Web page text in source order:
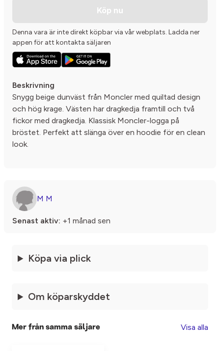
Köp nu
Denna vara är inte direkt köpbar via vår webplats. Ladda ner
appen för att kontakta säljaren
Beskrivning
Snygg beige dunväst från Moncler med quiltad design
och hög krage. Västen har dragkedja framtill och två
fickor med dragkedja. Klassisk Moncler-logga på
bröstet. Perfekt att slänga över en hoodie för en clean
look.
M M
Senast aktiv: +1 månad sen
Köpa via plick
Om köparskyddet
Mer från samma säljare Visa alla